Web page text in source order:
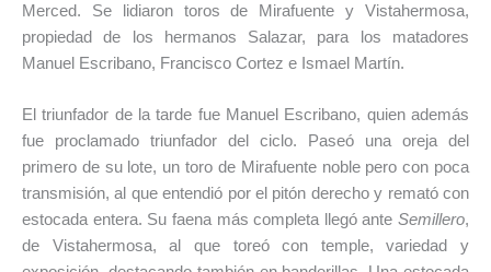
Merced. Se lidiaron toros de Mirafuente yVistahermosa,
propiedad de los hermanos Salazar, para los matadores
Manuel Escribano, Francisco Cortez e Ismael Martín.
El triunfador de la tarde fue Manuel Escribano, quien además
fue proclamado triunfador del ciclo. Paseó una oreja del
primero de su lote, un toro de Mirafuente noble pero con poca
transmisión, al que entendió por el pitón derecho y remató con
estocada entera. Su faena más completa llegó ante Semillero,
de Vistahermosa, al que toreó con temple, variedad y